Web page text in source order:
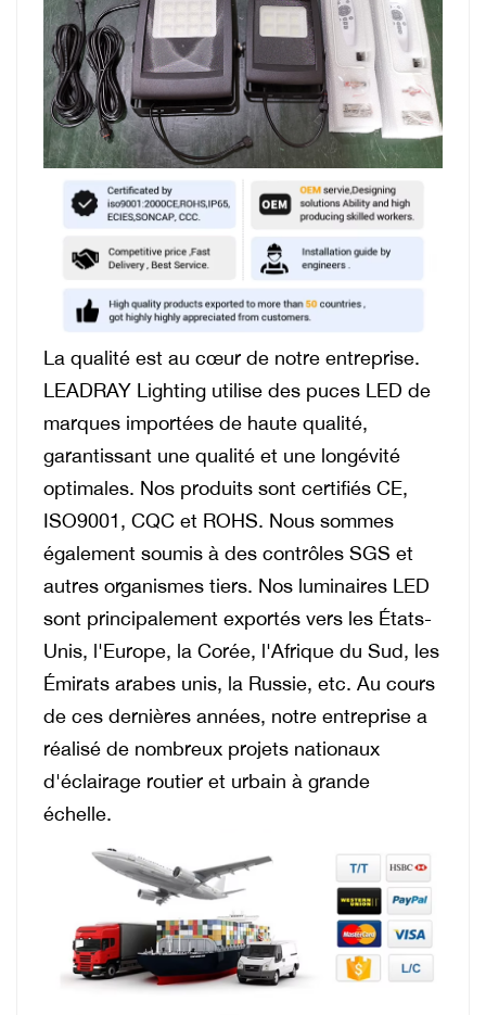
La qualité est au cœur de notre entreprise.
LEADRAY Lighting utilise des puces LED de
marques importées de haute qualité,
garantissant une qualité et une longévité
optimales. Nos produits sont certifiés CE,
ISO9001, CQC et ROHS. Nous sommes
également soumis à des contrôles SGS et
autres organismes tiers. Nos luminaires LED
sont principalement exportés vers les États-
Unis, l'Europe, la Corée, l'Afrique du Sud, les
Émirats arabes unis, la Russie, etc. Au cours
de ces dernières années, notre entreprise a
réalisé de nombreux projets nationaux
d'éclairage routier et urbain à grande
échelle.